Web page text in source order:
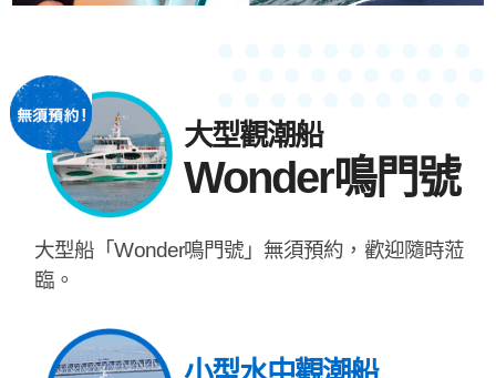
大型觀潮船
Wonder鳴門號
大型船「Wonder鳴門號」無須預約，歡迎隨時蒞
臨。